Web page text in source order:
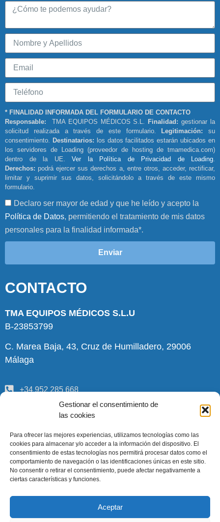
Gestionar el consentimiento de
las cookies
Para ofrecer las mejores experiencias, utilizamos tecnologías como las
cookies para almacenar y/o acceder a la información del dispositivo. El
consentimiento de estas tecnologías nos permitirá procesar datos como el
comportamiento de navegación o las identificaciones únicas en este sitio.
No consentir o retirar el consentimiento, puede afectar negativamente a
ciertas características y funciones.
Aceptar
CONTACTO
TMA EQUIPOS MÉDICOS S.L.U
B-23853799
C. Marea Baja, 43, Cruz de Humilladero, 29006
Málaga
+34 952 285 668
pedidos@tmamedica.com
INFORMACIÓN
Quiénes somos
Términos y condiciones
Política de datos
Política de cookies (UE)
* FINALIDAD INFORMADA DEL FORMULARIO DE CONTACTO
Responsable:
TMA EQUIPOS MÉDICOS S.L.Finalidad: gestionar la
solicitud realizada a través de este formulario.Legitimación: su
consentimiento. Destinatarios: los datos facilitados estarán ubicados en
los servidores de Loading (proveedor de hosting de tmamedica.com)
dentro de la UE. Ver la Política de Privacidad de Loading
Derechos:podrá ejercer sus derechos a, entre otros, acceder, rectificar,
limitar y suprimir sus datos, solicitándolo a través de este mismo
formulario.
Declaro ser mayor de edad y que he leído y acepto la
Política de Datos, permitiendo el tratamiento de mis datos
personales para la finalidad informada*.
Enviar